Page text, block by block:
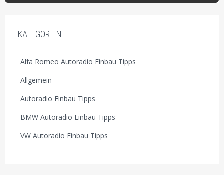
KATEGORIEN
Alfa Romeo Autoradio Einbau Tipps
Allgemein
Autoradio Einbau Tipps
BMW Autoradio Einbau Tipps
VW Autoradio Einbau Tipps